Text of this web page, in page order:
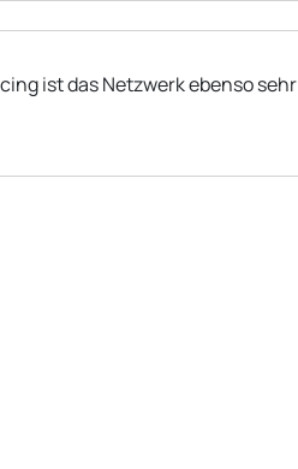
ist das Netzwerk ebenso sehr